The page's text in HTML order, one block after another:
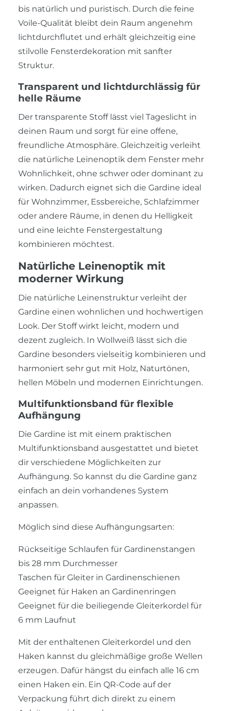
bis natürlich und puristisch. Durch die feine
Voile-Qualität bleibt dein Raum angenehm
lichtdurchflutet und erhält gleichzeitig eine
stilvolle Fensterdekoration mit sanfter
Struktur.
Transparent und lichtdurchlässig für
helle Räume
Der transparente Stoff lässt viel Tageslicht in
deinen Raum und sorgt für eine offene,
freundliche Atmosphäre. Gleichzeitig verleiht
die natürliche Leinenoptik dem Fenster mehr
Wohnlichkeit, ohne schwer oder dominant zu
wirken. Dadurch eignet sich die Gardine ideal
für Wohnzimmer, Essbereiche, Schlafzimmer
oder andere Räume, in denen du Helligkeit
und eine leichte Fenstergestaltung
kombinieren möchtest.
Natürliche Leinenoptik mit
moderner Wirkung
Die natürliche Leinenstruktur verleiht der
Gardine einen wohnlichen und hochwertigen
Look. Der Stoff wirkt leicht, modern und
dezent zugleich. In Wollweiß lässt sich die
Gardine besonders vielseitig kombinieren und
harmoniert sehr gut mit Holz, Naturtönen,
hellen Möbeln und modernen Einrichtungen.
Multifunktionsband für flexible
Aufhängung
Die Gardine ist mit einem praktischen
Multifunktionsband ausgestattet und bietet
dir verschiedene Möglichkeiten zur
Aufhängung. So kannst du die Gardine ganz
einfach an dein vorhandenes System
anpassen.
Möglich sind diese Aufhängungsarten:
Rückseitige Schlaufen für Gardinenstangen
bis 28 mm Durchmesser
Taschen für Gleiter in Gardinenschienen
Geeignet für Haken an Gardinenringen
Geeignet für die beiliegende Gleiterkordel für
6 mm Laufnut
Mit der enthaltenen Gleiterkordel und den
Haken kannst du gleichmäßige große Wellen
erzeugen. Dafür hängst du einfach alle 16 cm
einen Haken ein. Ein QR-Code auf der
Verpackung führt dich direkt zu einem